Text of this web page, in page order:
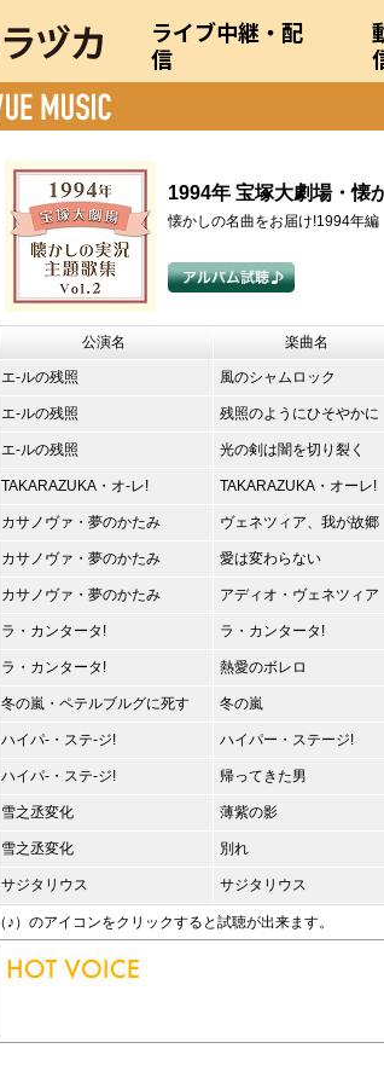
ライブ中継・配
信
1994年 宝塚大劇場・懐
懐かしの名曲をお届け!1994年編
公演名 楽曲名
エ-ルの残照 風のシャムロック
エ-ルの残照 残照のようにひそやかに
エ-ルの残照 光の剣は闇を切り裂く
TAKARAZUKA・オ-レ! TAKARAZUKA・オーレ!
カサノヴァ・夢のかたみ ヴェネツィア、我が故郷
カサノヴァ・夢のかたみ 愛は変わらない
カサノヴァ・夢のかたみ アディオ・ヴェネツィア
ラ・カンタータ! ラ・カンタータ!
ラ・カンタータ! 熱愛のボレロ
冬の嵐・ペテルブルグに死す 冬の嵐
ハイパ-・ステ-ジ! ハイパー・ステージ!
ハイパ-・ステ-ジ! 帰ってきた男
雪之丞変化 薄紫の影
雪之丞変化 別れ
サジタリウス サジタリウス
（♪）のアイコンをクリックすると試聴が出来ます。